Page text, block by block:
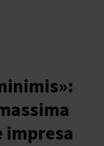
impresa